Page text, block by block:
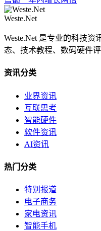
Weste.Net
Weste.Net 是专业的科技
态、技术教程、数码硬件
资讯分类
业界资讯
互联思考
智能硬件
软件资讯
AI资讯
热门分类
特别报道
电子商务
家电资讯
智能手机